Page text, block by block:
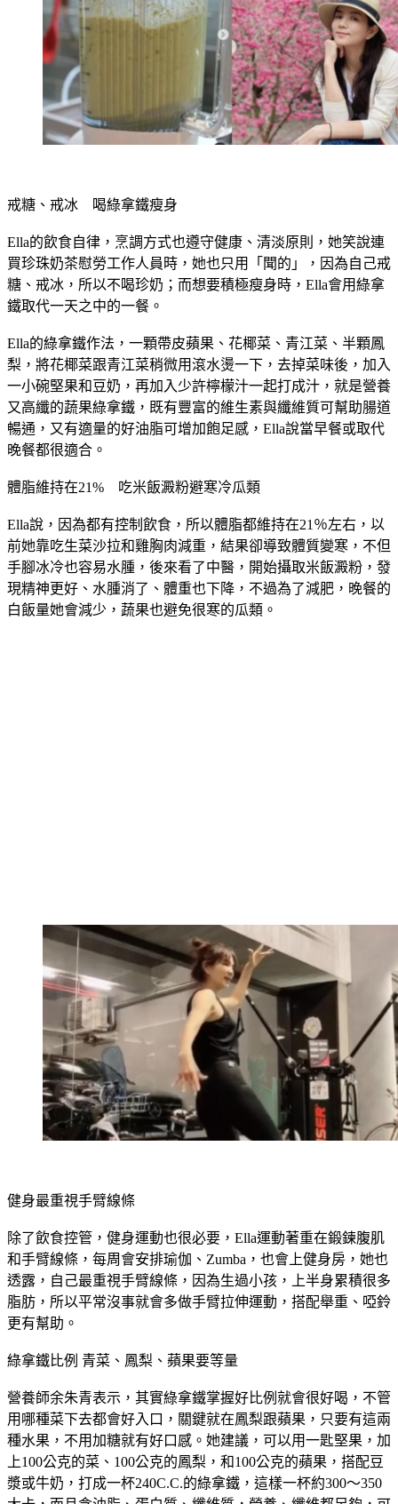
戒糖、戒冰　喝綠拿鐵瘦身
Ella的飲食自律，烹調方式也遵守健康、清淡原則，她笑說連
買珍珠奶茶慰勞工作人員時，她也只用「聞的」，因為自己戒
糖、戒冰，所以不喝珍奶；而想要積極瘦身時，Ella會用綠拿
鐵取代一天之中的一餐。
Ella的綠拿鐵作法，一顆帶皮蘋果、花椰菜、青江菜、半顆鳳
梨，將花椰菜跟青江菜稍微用滾水燙一下，去掉菜味後，加入
一小碗堅果和豆奶，再加入少許檸檬汁一起打成汁 ， 就是營養
又高纖的蔬果綠拿鐵，既有豐富的維生素與纖維質可幫助腸道
暢通，又有適量的好油脂可增加飽足感，Ella說當早餐或取代
晚餐都很適合。
體脂維持在21%　吃米飯澱粉避寒冷瓜類
Ella說，因為都有控制飲食，所以體脂都維持在21％左右，以
前她靠吃生菜沙拉和雞胸肉減重，結果卻導致體質變寒，不但
手腳冰冷也容易水腫，後來看了中醫，開始攝取米飯澱粉，發
現精神更好、水腫消了、體重也下降，不過為了減肥，晚餐的
白飯量她會減少，蔬果也避免很寒的瓜類。
健身最重視手臂線條
除了飲食控管，健身運動也很必要，Ella運動著重在鍛鍊腹肌
和手臂線條，每周會安排瑜伽、Zumba，也會上健身房，她也
透露，自己最重視手臂線條，因為生過小孩，上半身累積很多
脂肪，所以平常沒事就會多做手臂拉伸運動，搭配舉重、啞鈴
更有幫助。
綠拿鐵比例 青菜、鳳梨、蘋果要等量
營養師余朱青表示，其實綠拿鐵掌握好比例就會很好喝，不管
用哪種菜下去都會好入口，關鍵就在鳳梨跟蘋果，只要有這兩
種水果，不用加糖就有好口感。她建議，可以用一匙堅果，加
上100公克的菜、100公克的鳳梨，和100公克的蘋果，搭配豆
漿或牛奶，打成一杯240C.C.的綠拿鐵，這樣一杯約300～350